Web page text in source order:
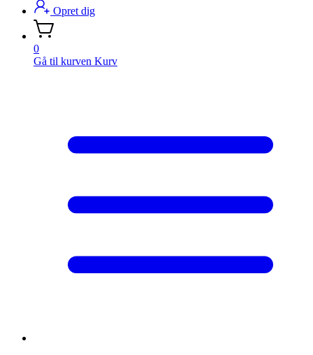
Opret dig
0
Gå til kurven Kurv